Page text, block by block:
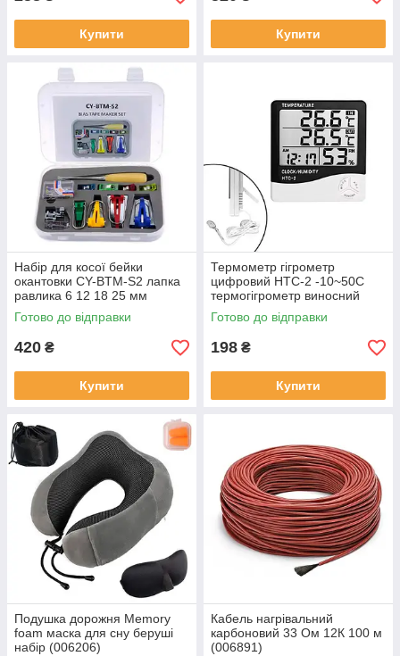
Купити Купити
Набір для косої бейки
окантовки CY-BTM-S2 лапка
равлика 6 12 18 25 мм
(000652)
Готово до відправки
420 ₴
Купити
Термометр гігрометр
цифровий HTC-2 -10~50C
термогігрометр виносний
датчик (001053)
Готово до відправки
198 ₴
Купити
Подушка дорожня Memory
foam маска для сну беруші
набір (006206)
Кабель нагрівальний
карбоновий 33 Ом 12К 100 м
(006891)